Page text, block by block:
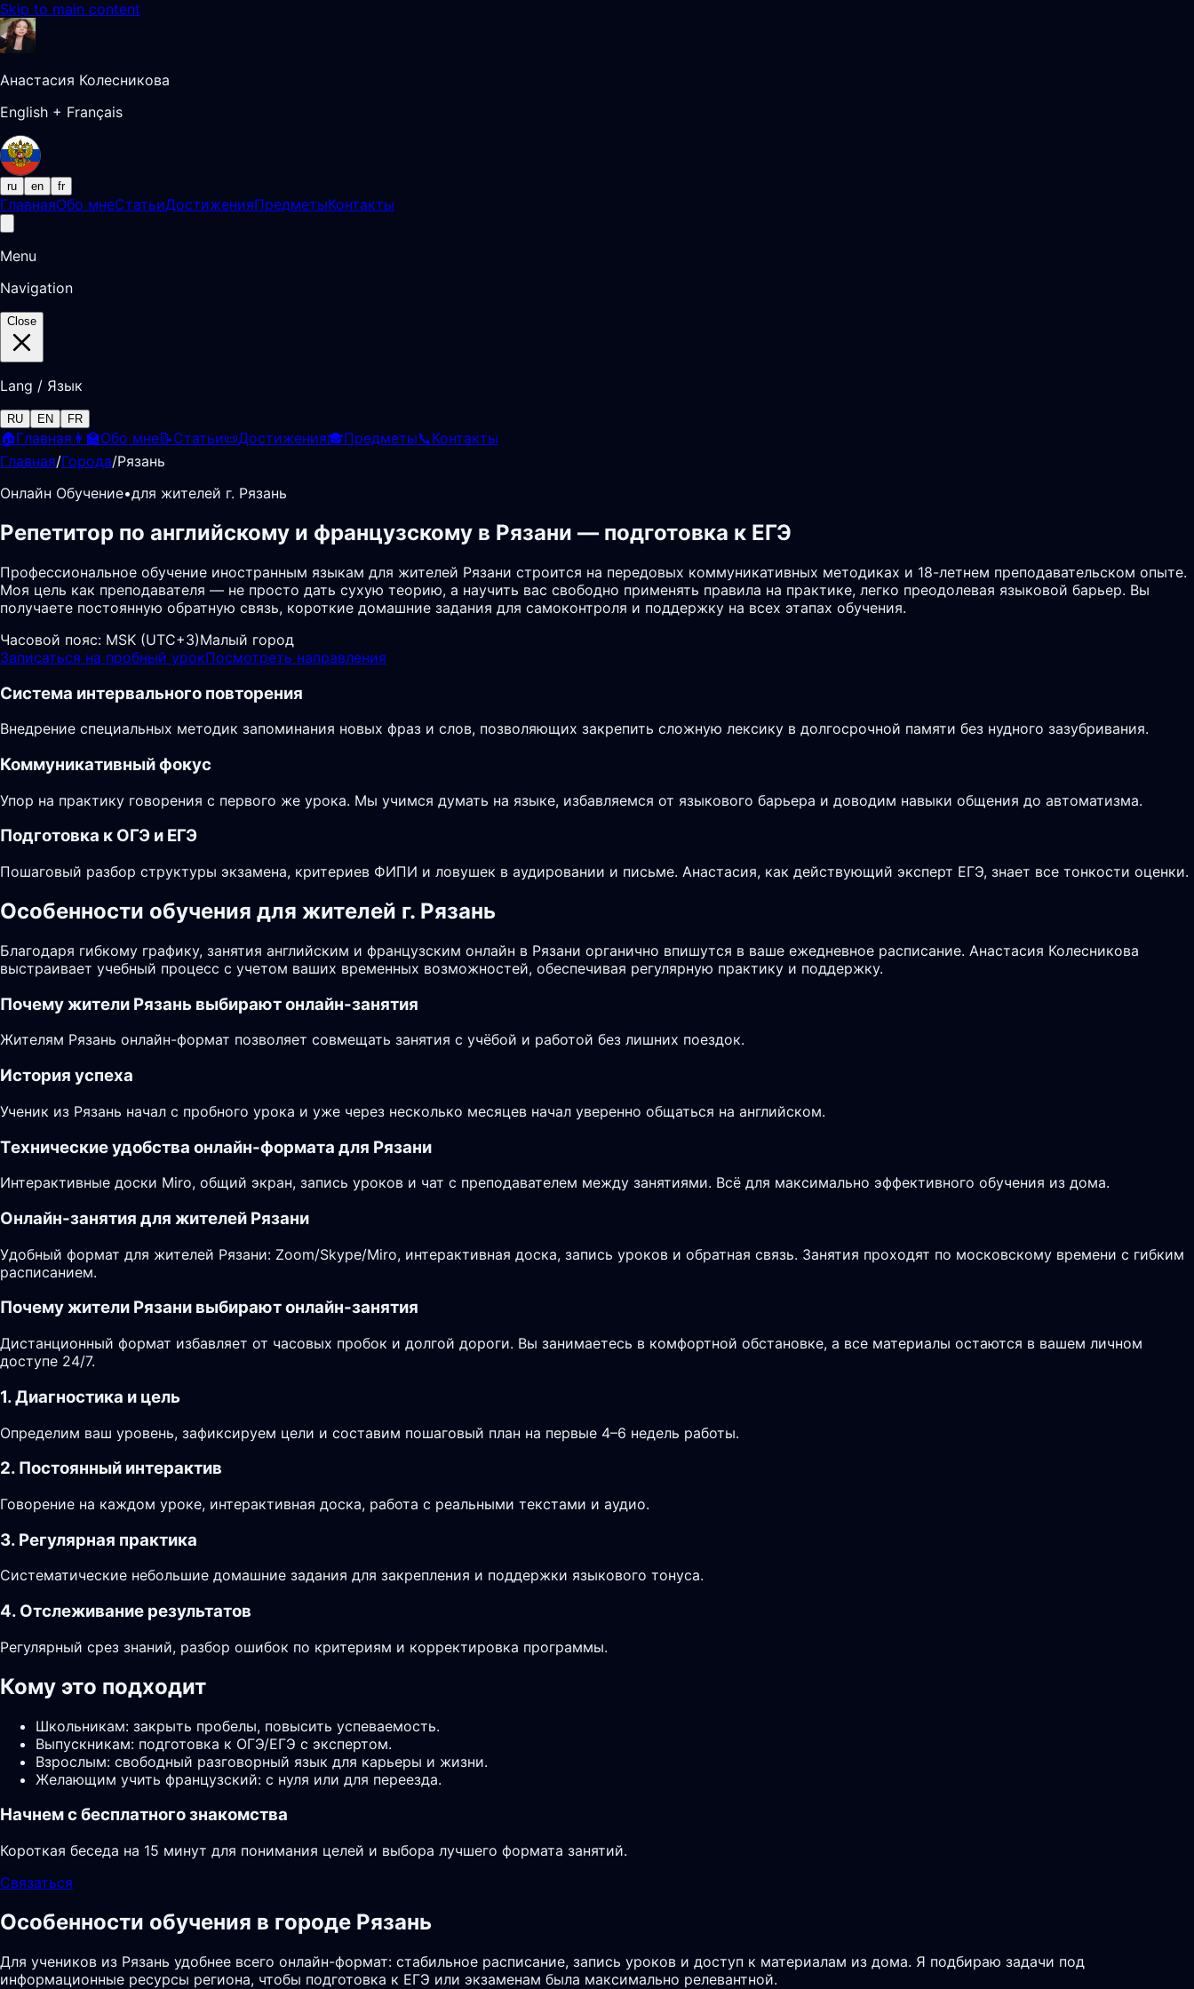
Skip to main content
Анастасия Колесникова
English + Français
ru en fr
ГлавнаяОбо мнеСтатьиДостиженияПредметыКонтакты
Menu
Navigation
Close
Lang / Язык
RU EN FR
🏠Главная 👩‍🏫Обо мне📝Статьи📜Достижения🎓Предметы📞Контакты
Главная/Города/Рязань
Онлайн Обучение•для жителей г. Рязань
Репетитор по английскому и французскому в Рязани — подготовка к ЕГЭ
Профессиональное обучение иностранным языкам для жителей Рязани строится на передовых коммуникативных методиках и 18-летнем преподавательском опыте.
Моя цель как преподавателя — не просто дать сухую теорию, а научить вас свободно применять правила на практике, легко преодолевая языковой барьер. Вы
получаете постоянную обратную связь, короткие домашние задания для самоконтроля и поддержку на всех этапах обучения.
Часовой пояс: MSK (UTC+3)Малый город
Записаться на пробный урокПосмотреть направления
Система интервального повторения
Внедрение специальных методик запоминания новых фраз и слов, позволяющих закрепить сложную лексику в долгосрочной памяти без нудного зазубривания.
Коммуникативный фокус
Упор на практику говорения с первого же урока. Мы учимся думать на языке, избавляемся от языкового барьера и доводим навыки общения до автоматизма.
Подготовка к ОГЭ и ЕГЭ
Пошаговый разбор структуры экзамена, критериев ФИПИ и ловушек в аудировании и письме. Анастасия, как действующий эксперт ЕГЭ, знает все тонкости оценки.
Особенности обучения для жителей г. Рязань
Благодаря гибкому графику, занятия английским и французским онлайн в Рязани органично впишутся в ваше ежедневное расписание. Анастасия Колесникова
выстраивает учебный процесс с учетом ваших временных возможностей, обеспечивая регулярную практику и поддержку.
Почему жители Рязань выбирают онлайн-занятия
Жителям Рязань онлайн-формат позволяет совмещать занятия с учёбой и работой без лишних поездок.
История успеха
Ученик из Рязань начал с пробного урока и уже через несколько месяцев начал уверенно общаться на английском.
Технические удобства онлайн-формата для Рязани
Интерактивные доски Miro, общий экран, запись уроков и чат с преподавателем между занятиями. Всё для максимально эффективного обучения из дома.
Онлайн-занятия для жителей Рязани
Удобный формат для жителей Рязани: Zoom/Skype/Miro, интерактивная доска, запись уроков и обратная связь. Занятия проходят по московскому времени с гибким
расписанием.
Почему жители Рязани выбирают онлайн-занятия
Дистанционный формат избавляет от часовых пробок и долгой дороги. Вы занимаетесь в комфортной обстановке, а все материалы остаются в вашем личном
доступе 24/7.
1. Диагностика и цель
Определим ваш уровень, зафиксируем цели и составим пошаговый план на первые 4–6 недель работы.
2. Постоянный интерактив
Говорение на каждом уроке, интерактивная доска, работа с реальными текстами и аудио.
3. Регулярная практика
Систематические небольшие домашние задания для закрепления и поддержки языкового тонуса.
4. Отслеживание результатов
Регулярный срез знаний, разбор ошибок по критериям и корректировка программы.
Кому это подходит
Школьникам: закрыть пробелы, повысить успеваемость.
Выпускникам: подготовка к ОГЭ/ЕГЭ с экспертом.
Взрослым: свободный разговорный язык для карьеры и жизни.
Желающим учить французский: с нуля или для переезда.
Начнем с бесплатного знакомства
Короткая беседа на 15 минут для понимания целей и выбора лучшего формата занятий.
Связаться
Особенности обучения в городе Рязань
Для учеников из Рязань удобнее всего онлайн-формат: стабильное расписание, запись уроков и доступ к материалам из дома. Я подбираю задачи под
информационные ресурсы региона, чтобы подготовка к ЕГЭ или экзаменам была максимально релевантной.